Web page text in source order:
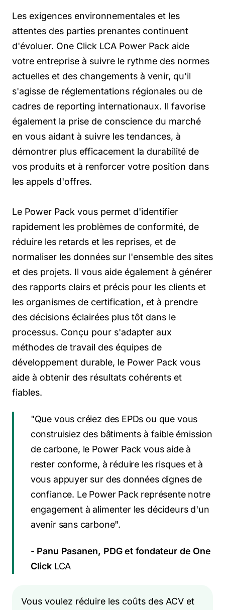
Les exigences environnementales et les
attentes des parties prenantes continuent
d'évoluer. One Click LCA Power Pack aide
votre entreprise à suivre le rythme des normes
actuelles et des changements à venir, qu'il
s'agisse de réglementations régionales ou de
cadres de reporting internationaux. Il favorise
également la prise de conscience du marché
en vous aidant à suivre les tendances, à
démontrer plus efficacement la durabilité de
vos produits et à renforcer votre position dans
les appels d'offres.
Le Power Pack vous permet d'identifier
rapidement les problèmes de conformité, de
réduire les retards et les reprises, et de
normaliser les données sur l'ensemble des sites
et des projets. Il vous aide également à générer
des rapports clairs et précis pour les clients et
les organismes de certification, et à prendre
des décisions éclairées plus tôt dans le
processus. Conçu pour s'adapter aux
méthodes de travail des équipes de
développement durable, le Power Pack vous
aide à obtenir des résultats cohérents et
fiables.
"Que vous créiez des EPDs ou que vous
construisiez des bâtiments à faible émission
de carbone, le Power Pack vous aide à
rester conforme, à réduire les risques et à
vous appuyer sur des données dignes de
confiance. Le Power Pack représente notre
engagement à alimenter les décideurs d'un
avenir sans carbone".
- Panu Pasanen, PDG et fondateur de One
ClickLCA
Vous voulez réduire les coûts des ACV et